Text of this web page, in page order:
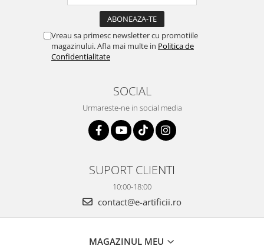
Vreau sa primesc newsletter cu promotiile
magazinului. Afla mai multe in Politica de
Confidentialitate
SOCIAL
Urmareste-ne in social media
SUPORT CLIENTI
10:00-18:00
contact@e-artificii.ro
MAGAZINUL MEU